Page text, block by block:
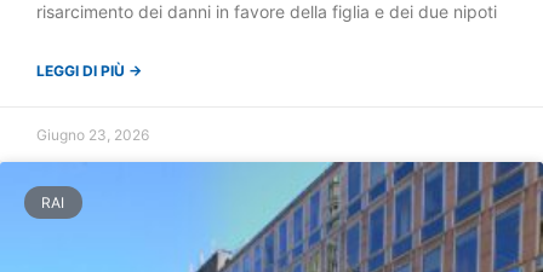
risarcimento dei danni in favore della figlia e dei due nipoti
LEGGI DI PIÙ →
Giugno 23, 2026
RAI